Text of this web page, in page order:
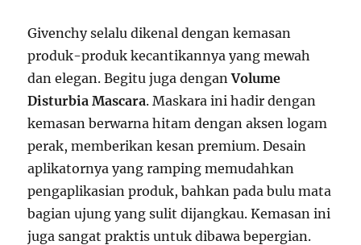
Givenchy selalu dikenal dengan kemasan
produk-produk kecantikannya yang mewah
dan elegan. Begitu juga denganVolume
Disturbia Mascara. Maskara ini hadir dengan
kemasan berwarna hitam dengan aksen logam
perak, memberikan kesan premium. Desain
aplikatornya yang ramping memudahkan
pengaplikasian produk, bahkan pada bulu mata
bagian ujung yang sulit dijangkau. Kemasan ini
juga sangat praktis untuk dibawa bepergian.